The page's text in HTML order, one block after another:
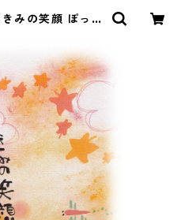
みの笑顔 ぽっ